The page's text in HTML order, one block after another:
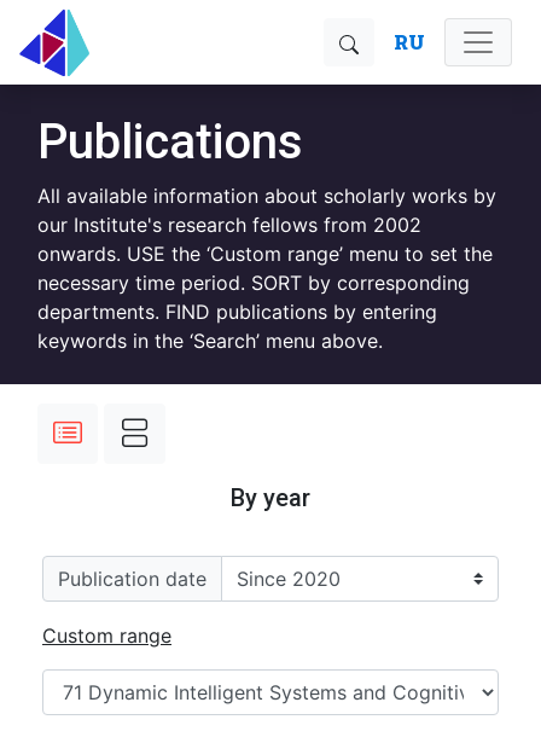
RU
Publications
All available information about scholarly works by
our Institute's research fellows from 2002
onwards. USE the ‘Custom range’ menu to set the
necessary time period. SORT by corresponding
departments. FIND publications by entering
keywords in the ‘Search’ menu above.
By year
Publication date
Custom range